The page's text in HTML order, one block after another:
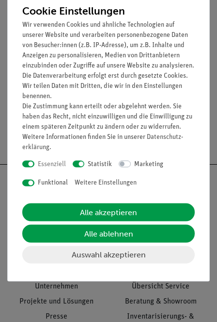
Privatpersonen verkaufen. Lt. ChemVerbotsV geben wir
Chemikalien nur an Wiederverkäufer, berufsmässige
Verwender und öffentliche Forschungs- Untersuchungs und
Lehranstalten ab.
Media / Downloads
Versandkostenfrei ab 300,- €
Nach oben
Informationen
Unternehmen
Projekte und Lösungen
Presse
Service
Übersicht Service
Beratung & Showroom
Inventarisierungs- &
Cookie Einstellungen
Wir verwenden Cookies und ähnliche Technologien auf
unserer Website und verarbeiten personenbezogene Daten
von Besucher:innen (z.B. IP-Adresse), um z.B. Inhalte und
Anzeigen zu personalisieren, Medien von Drittanbietern
einzubinden oder Zugriffe auf unsere Website zu analysieren.
Die Datenverarbeitung erfolgt erst durch gesetzte Cookies.
Wir teilen Daten mit Dritten, die wir in den Einstellungen
benennen.
Die Zustimmung kann erteilt oder abgelehnt werden. Sie
haben das Recht, nicht einzuwilligen und die Einwilligung zu
einem späteren Zeitpunkt zu ändern oder zu widerrufen.
Weitere Informationen finden Sie in unserer Daten­schutz­
erklärung.
Essenziell Statistik Marketing
Funktional Weitere Einstellungen
Alle akzeptieren
Alle ablehnen
Auswahl akzeptieren